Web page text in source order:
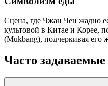
Сцена, где Чжан Чен жадно
культовой в Китае и Корее,
(Mukbang), подчеркивая его
Часто